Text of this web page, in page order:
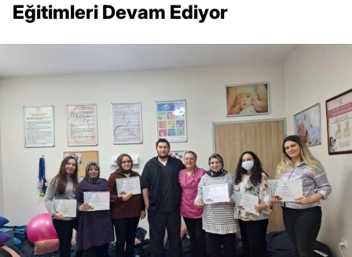
Eğitimleri Devam Ediyor